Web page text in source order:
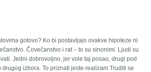
gotovo? Ko bi postavljajo ovakve hipoteze ni
Čovečanstvo i rat – to su sinonimi. Ljudi su
Jedni dobrovoljno, jer vole taj posao, drugi pod
izbora. To priznati jeste realizam.Truditi se